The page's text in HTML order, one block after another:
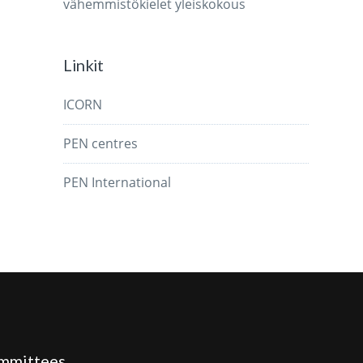
vähemmistökieletyleiskokous
Linkit
ICORN
PEN centres
PEN International